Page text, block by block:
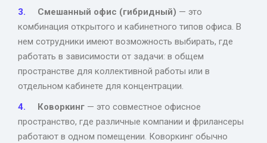
Смешанный офис (гибридный) — это
комбинация открытого и кабинетного типов офиса. В
нем сотрудники имеют возможность выбирать, где
работать в зависимости от задачи: в общем
пространстве для коллективной работы или в
отдельном кабинете для концентрации.
Коворкинг— это совместное офисное
пространство, где различные компании и фрилансеры
работают в одном помещении. Коворкинг обычно